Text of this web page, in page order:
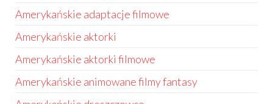
Amerykańskie adaptacje filmowe
Amerykańskie aktorki
Amerykańskie aktorki filmowe
Amerykańskie animowane filmy fantasy